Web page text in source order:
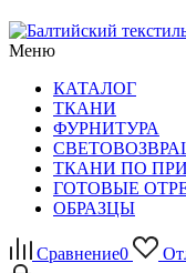
Меню
КАТАЛОГ
ТКАНИ
ФУРНИТУРА
ТКАНИ ПО
ГОТОВЫЕ
ОБРАЗЦЫ
Сравнение0